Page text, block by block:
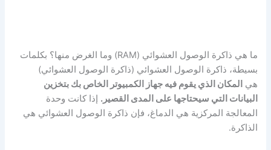
ما هي ذاكرة الوصول العشوائي (RAM) وما الغرض منها؟ بكلمات
بسيطة، ذاكرة الوصول العشوائي (ذاكرة الوصول العشوائي)
هي المكان الذي يقوم فيه جهاز الكمبيوتر الخاص بك بتخزين
البيانات التي سيحتاجها على المدى القصير. إذا كانت وحدة
المعالجة المركزية هي الدماغ، فإن ذاكرة الوصول العشوائي هي
الذاكرة.